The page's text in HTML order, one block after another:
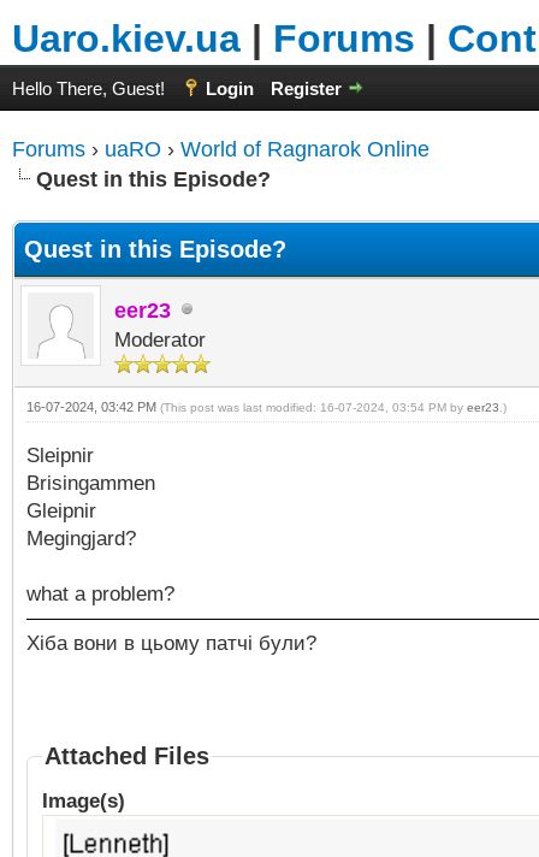
Uaro.kiev.ua | Forums |
Hello There, Guest! Login Register
Forums › uaRO › World of Ragnarok Online
Quest in this Episode?
Quest in this Episode?
eer23
Moderator
16-07-2024, 03:42 PM (This post was last modified: 16-07-2024, 03:54 PM by eer23 .)
Sleipnir
Brisingammen
Gleipnir
Megingjard?
what a problem?
Хіба вони в цьому патчі були?
Attached Files
Image(s)